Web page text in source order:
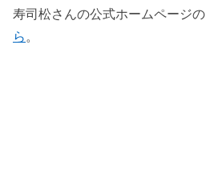
寿司松さんの公式ホームページ
ら。